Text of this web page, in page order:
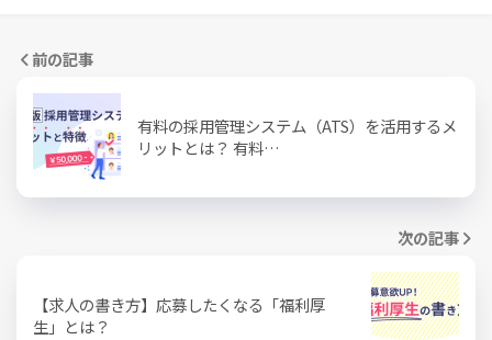
前の記事
有料の採用管理システム（ATS）を活用するメ
リットとは？ 有料…
次の記事
【求人の書き方】応募したくなる「福利厚
生」とは？